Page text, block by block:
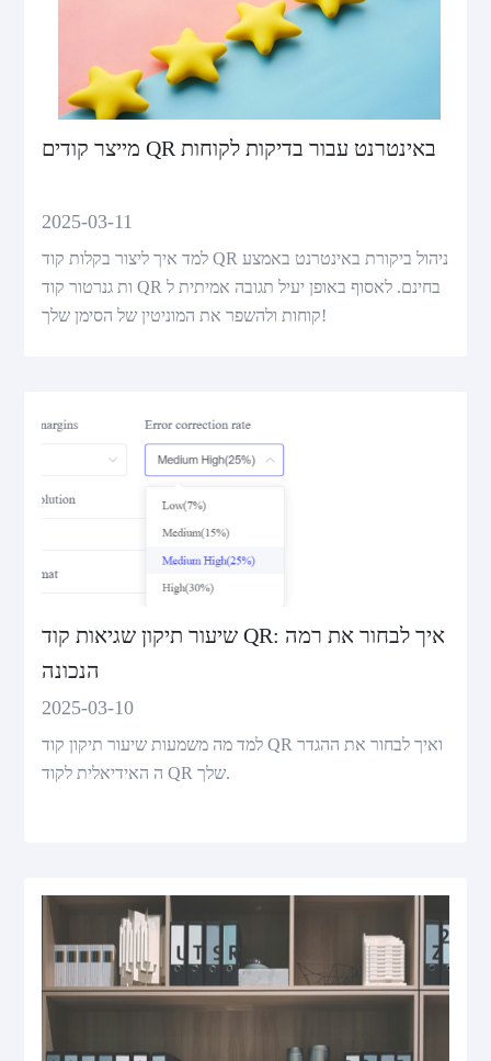
מייצר קודים QR באינטרנט עבור בדיקות לקוחות
2025-03-11
למד איך ליצור בקלות קוד QR ניהול ביקורת באינטרנט באמצע
ות גנרטור קוד QR בחינם. לאסוף באופן יעיל תגובה אמיתית ל
קוחות ולהשפר את המוניטין של הסימן שלך!
שיעור תיקון שגיאות קוד QR: איך לבחור את רמה
הנכונה
2025-03-10
למד מה משמעות שיעור תיקון קוד QR ואיך לבחור את ההגדר
ה האידיאלית לקוד QR שלך.